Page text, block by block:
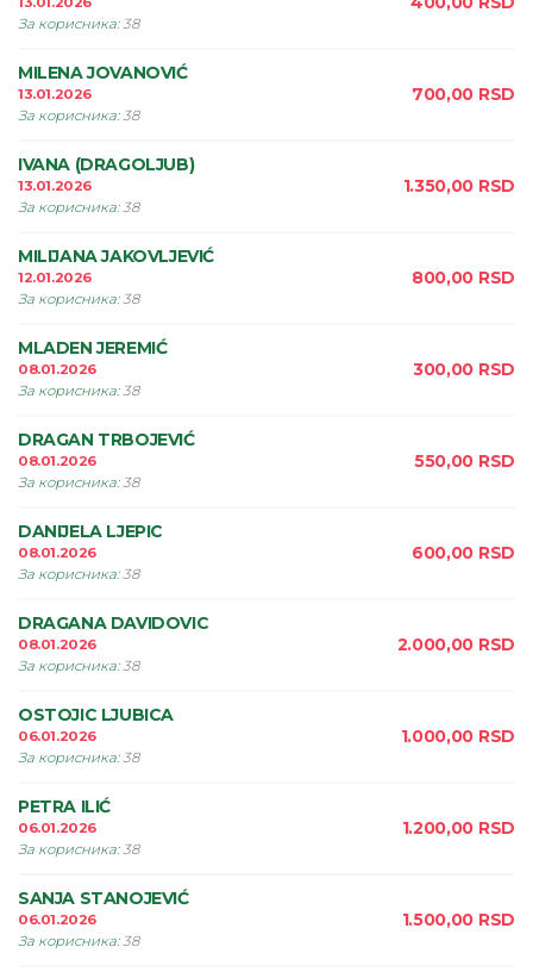
За корисника:38
MILENA JOVANOVIĆ
13.01.2026
За корисника:38
700,00 RSD
IVANA (DRAGOLJUB)
13.01.2026
За корисника:38
1.350,00 RSD
MILIJANA JAKOVLJEVIĆ
12.01.2026
За корисника:38
800,00 RSD
MLADEN JEREMIĆ
08.01.2026
За корисника:38
300,00 RSD
DRAGAN TRBOJEVIĆ
08.01.2026
За корисника:38
550,00 RSD
DANIJELA LJEPIC
08.01.2026
За корисника:38
600,00 RSD
DRAGANA DAVIDOVIC
08.01.2026
За корисника:38
2.000,00 RSD
OSTOJIC LJUBICA
06.01.2026
За корисника:38
1.000,00 RSD
PETRA ILIĆ
06.01.2026
За корисника:38
1.200,00 RSD
SANJA STANOJEVIĆ
06.01.2026
За корисника:38
1.500,00 RSD